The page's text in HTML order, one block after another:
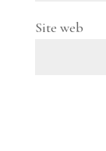
Site web